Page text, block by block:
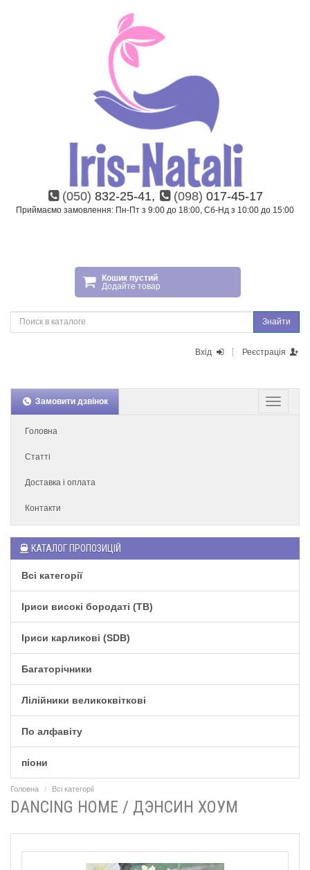
(050) 832-25-41, (098) 017-45-17
Приймаємо замовлення: Пн-Пт з 9:00 до 18:00, Сб-Нд з 10:00 до 15:00
Кошик пустий
Додайте товар
Знайти
Вхід Реєстрація
Замовити дзвінок
Головна
Статті
Доставка і оплата
Контакти
КАТАЛОГ ПРОПОЗИЦІЙ
Всі категорії
Іриси високі бородаті (TB)
Іриси карликові (SDB)
Багаторічники
Лілійники великоквіткові
По алфавіту
піони
Головна Всі категорії
DANCING HOME / ДЭНСИН ХОУМ